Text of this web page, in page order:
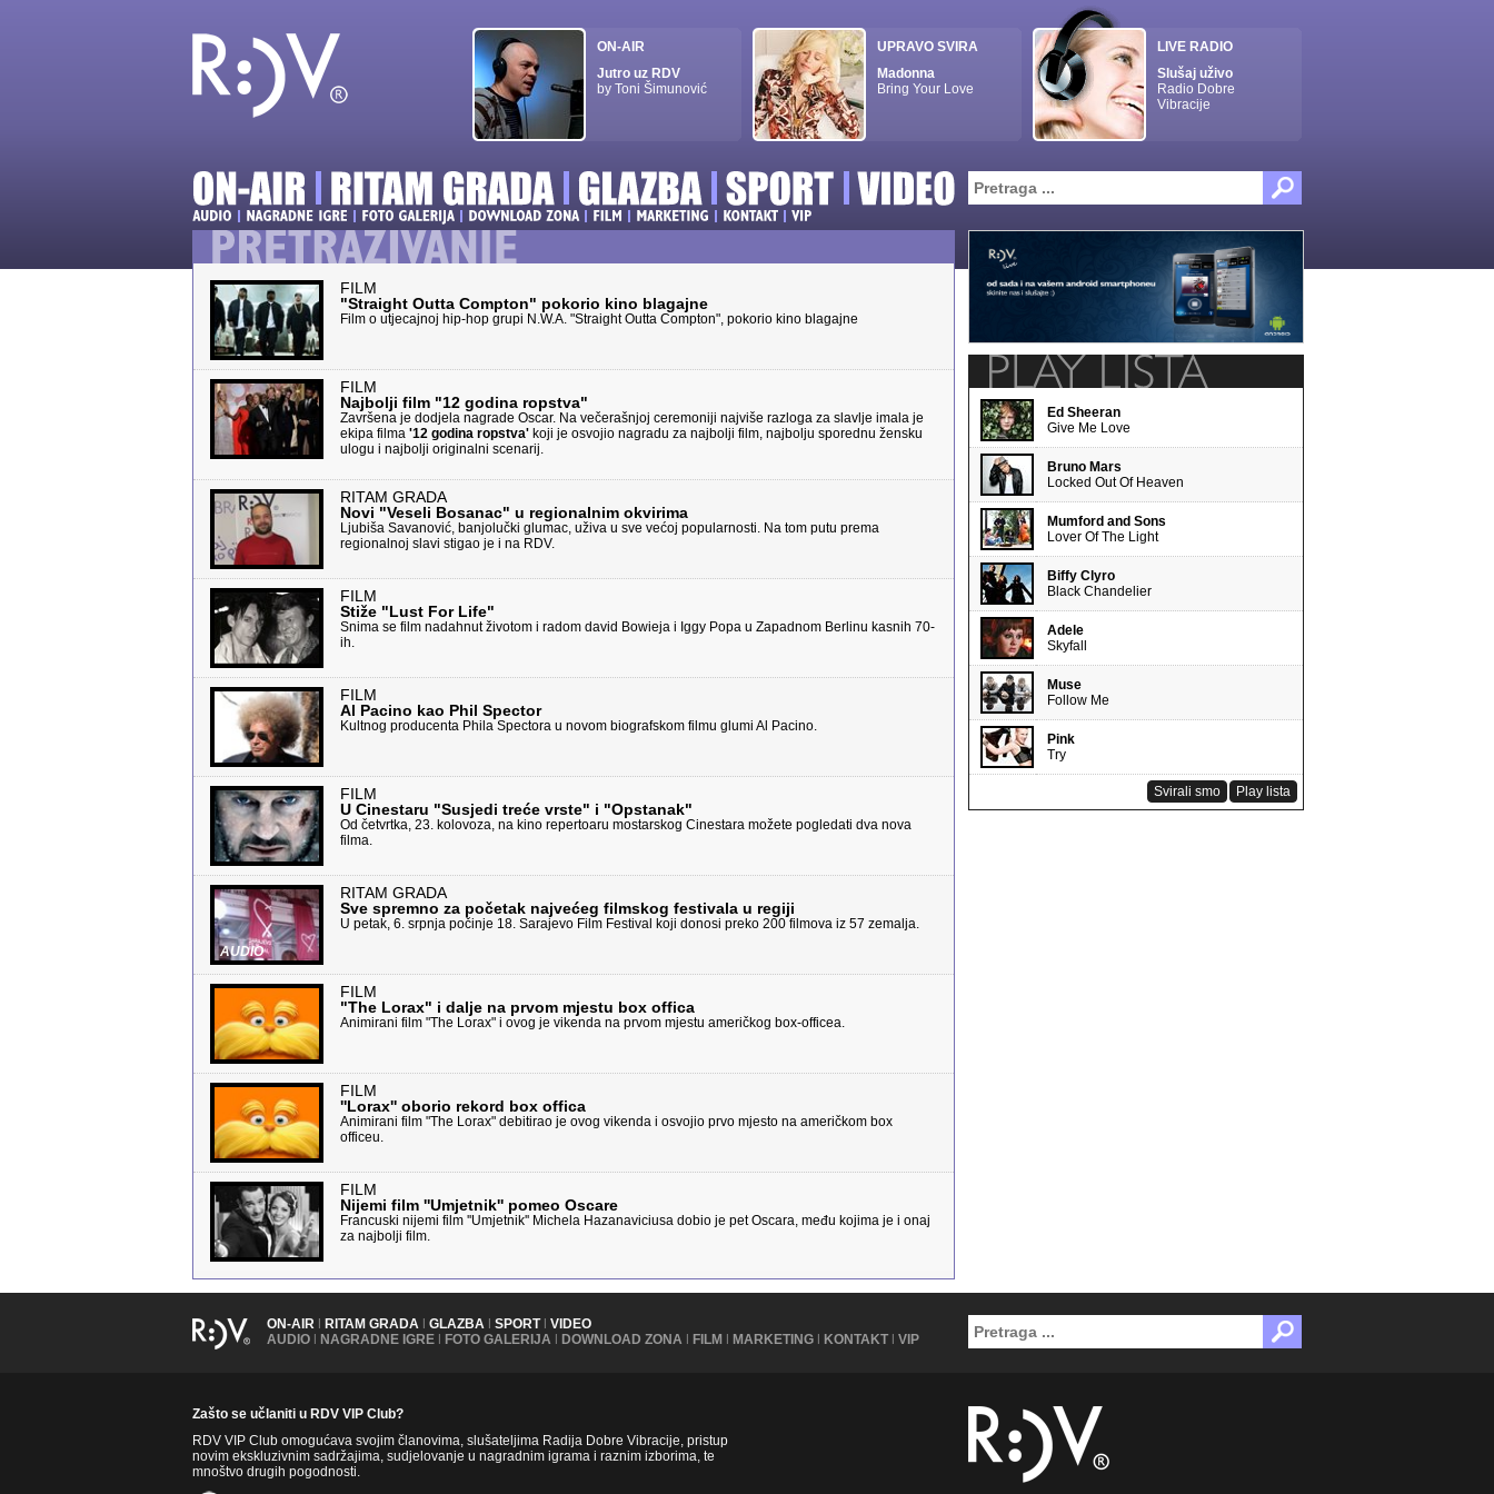
ON-AIR
Jutro uz RDV
by Toni Šimunović
UPRAVO SVIRA
Madonna
Bring Your Love
LIVE RADIO
Slušaj uživo
Radio Dobre
Vibracije
FILM
"Straight Outta Compton" pokorio kino blagajne
Film o utjecajnoj hip-hop grupi N.W.A. "Straight Outta Compton", pokorio kino blagajne
FILM
Najbolji film "12 godina ropstva"
Završena je dodjela nagrade Oscar. Na večerašnjoj ceremoniji najviše razloga za slavlje imala je
ekipa filma '12 godina ropstva' koji je osvojio nagradu za najbolji film, najbolju sporednu žensku
ulogu i najbolji originalni scenarij.
RITAM GRADA
Novi "Veseli Bosanac" u regionalnim okvirima
Ljubiša Savanović, banjolučki glumac, uživa u sve većoj popularnosti. Na tom putu prema
regionalnoj slavi stigao je i na RDV.
FILM
Stiže "Lust For Life"
Snima se film nadahnut životom i radom david Bowieja i Iggy Popa u Zapadnom Berlinu kasnih 70-
ih.
FILM
Al Pacino kao Phil Spector
Kultnog producenta Phila Spectora u novom biografskom filmu glumi Al Pacino.
FILM
U Cinestaru "Susjedi treće vrste" i "Opstanak"
Od četvrtka, 23. kolovoza, na kino repertoaru mostarskog Cinestara možete pogledati dva nova
filma.
AUDIO
RITAM GRADA
Sve spremno za početak najvećeg filmskog festivala u regiji
U petak, 6. srpnja počinje 18. Sarajevo Film Festival koji donosi preko 200 filmova iz 57 zemalja.
FILM
"The Lorax" i dalje na prvom mjestu box offica
Animirani film "The Lorax" i ovog je vikenda na prvom mjestu američkog box-officea.
FILM
''Lorax'' oborio rekord box offica
Animirani film "The Lorax" debitirao je ovog vikenda i osvojio prvo mjesto na američkom box
officeu.
FILM
Nijemi film ''Umjetnik'' pomeo Oscare
Francuski nijemi film ''Umjetnik'' Michela Hazanaviciusa dobio je pet Oscara, među kojima je i onaj
za najbolji film.
Ed Sheeran
Give Me Love
Bruno Mars
Locked Out Of Heaven
Mumford and Sons
Lover Of The Light
Biffy Clyro
Black Chandelier
Adele
Skyfall
Muse
Follow Me
Pink
Try
Play lista
Svirali smo
ON-AIR | RITAM GRADA | GLAZBA | SPORT | VIDEO
AUDIO | NAGRADNE IGRE | FOTO GALERIJA | DOWNLOAD ZONA | FILM | MARKETING | KONTAKT | VIP
Zašto se učlaniti u RDV VIP Club?
RDV VIP Club omogućava svojim članovima, slušateljima Radija Dobre Vibracije, pristup
novim ekskluzivnim sadržajima, sudjelovanje u nagradnim igrama i raznim izborima, te
mnoštvo drugih pogodnosti.